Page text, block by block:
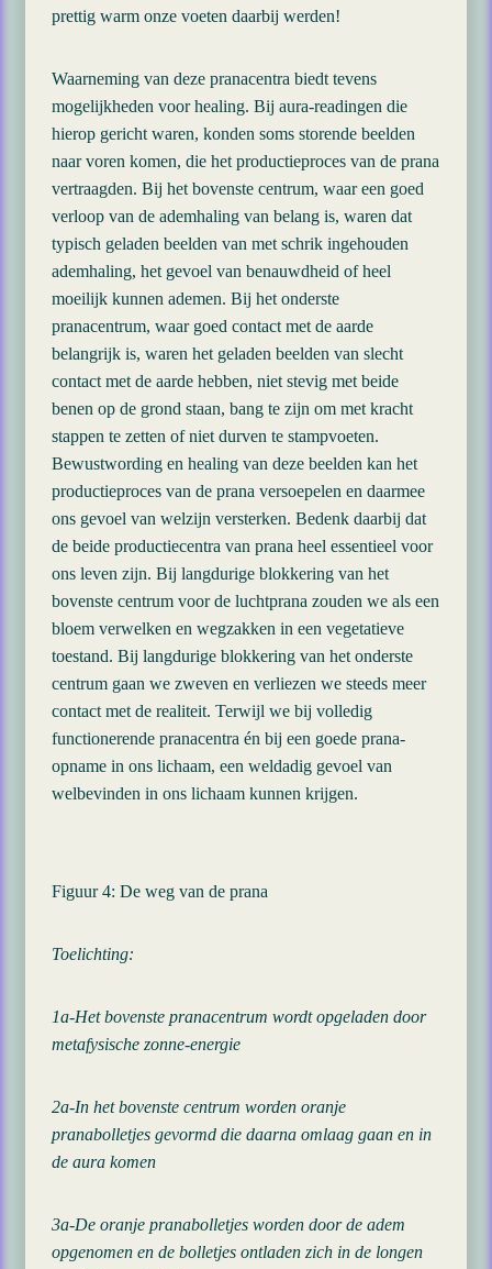
prettig warm onze voeten daarbij werden!
Waarneming van deze pranacentra biedt tevens
mogelijkheden voor healing. Bij aura-readingen die
hierop gericht waren, konden soms storende beelden
naar voren komen, die het productieproces van de prana
vertraagden. Bij het bovenste centrum, waar een goed
verloop van de ademhaling van belang is, waren dat
typisch geladen beelden van met schrik ingehouden
ademhaling, het gevoel van benauwdheid of heel
moeilijk kunnen ademen. Bij het onderste
pranacentrum, waar goed contact met de aarde
belangrijk is, waren het geladen beelden van slecht
contact met de aarde hebben, niet stevig met beide
benen op de grond staan, bang te zijn om met kracht
stappen te zetten of niet durven te stampvoeten.
Bewustwording en healing van deze beelden kan het
productieproces van de prana versoepelen en daarmee
ons gevoel van welzijn versterken. Bedenk daarbij dat
de beide productiecentra van prana heel essentieel voor
ons leven zijn. Bij langdurige blokkering van het
bovenste centrum voor de luchtprana zouden we als een
bloem verwelken en wegzakken in een vegetatieve
toestand. Bij langdurige blokkering van het onderste
centrum gaan we zweven en verliezen we steeds meer
contact met de realiteit. Terwijl we bij volledig
functionerende pranacentra én bij een goede prana-
opname in ons lichaam, een weldadig gevoel van
welbevinden in ons lichaam kunnen krijgen.
Figuur 4: De weg van de prana
Toelichting:
1a-Het bovenste pranacentrum wordt opgeladen door
metafysische zonne-energie
2a-In het bovenste centrum worden oranje
pranabolletjes gevormd die daarna omlaag gaan en in
de aura komen
3a-De oranje pranabolletjes worden door de adem
opgenomen en de bolletjes ontladen zich in de longen